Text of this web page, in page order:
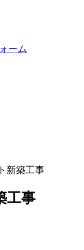
ーム
新築工事
工事